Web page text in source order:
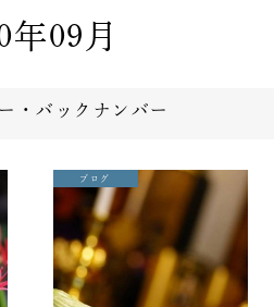
年09月
ブログ
・バックナンバー